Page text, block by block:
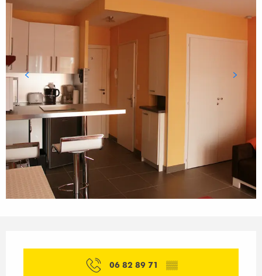
06 82 89 71 ▒▒